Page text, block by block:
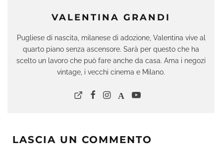
VALENTINA GRANDI
Pugliese di nascita, milanese di adozione, Valentina vive al
quarto piano senza ascensore. Sarà per questo che ha
scelto un lavoro che può fare anche da casa. Ama i negozi
vintage, i vecchi cinema e Milano.
LASCIA UN COMMENTO